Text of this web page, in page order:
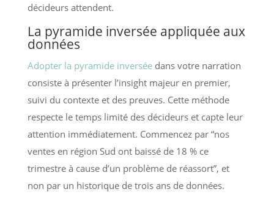
décideurs attendent.
La pyramide inversée appliquée aux
données
Adopter la pyramide inverséedans votre narration
consiste à présenter l’insight majeur en premier,
suivi du contexte et des preuves. Cette méthode
respecte le temps limité des décideurs et capte leur
attention immédiatement. Commencez par “nos
ventes en région Sud ont baissé de 18 % ce
trimestre à cause d’un problème de réassort”, et
non par un historique de trois ans de données.